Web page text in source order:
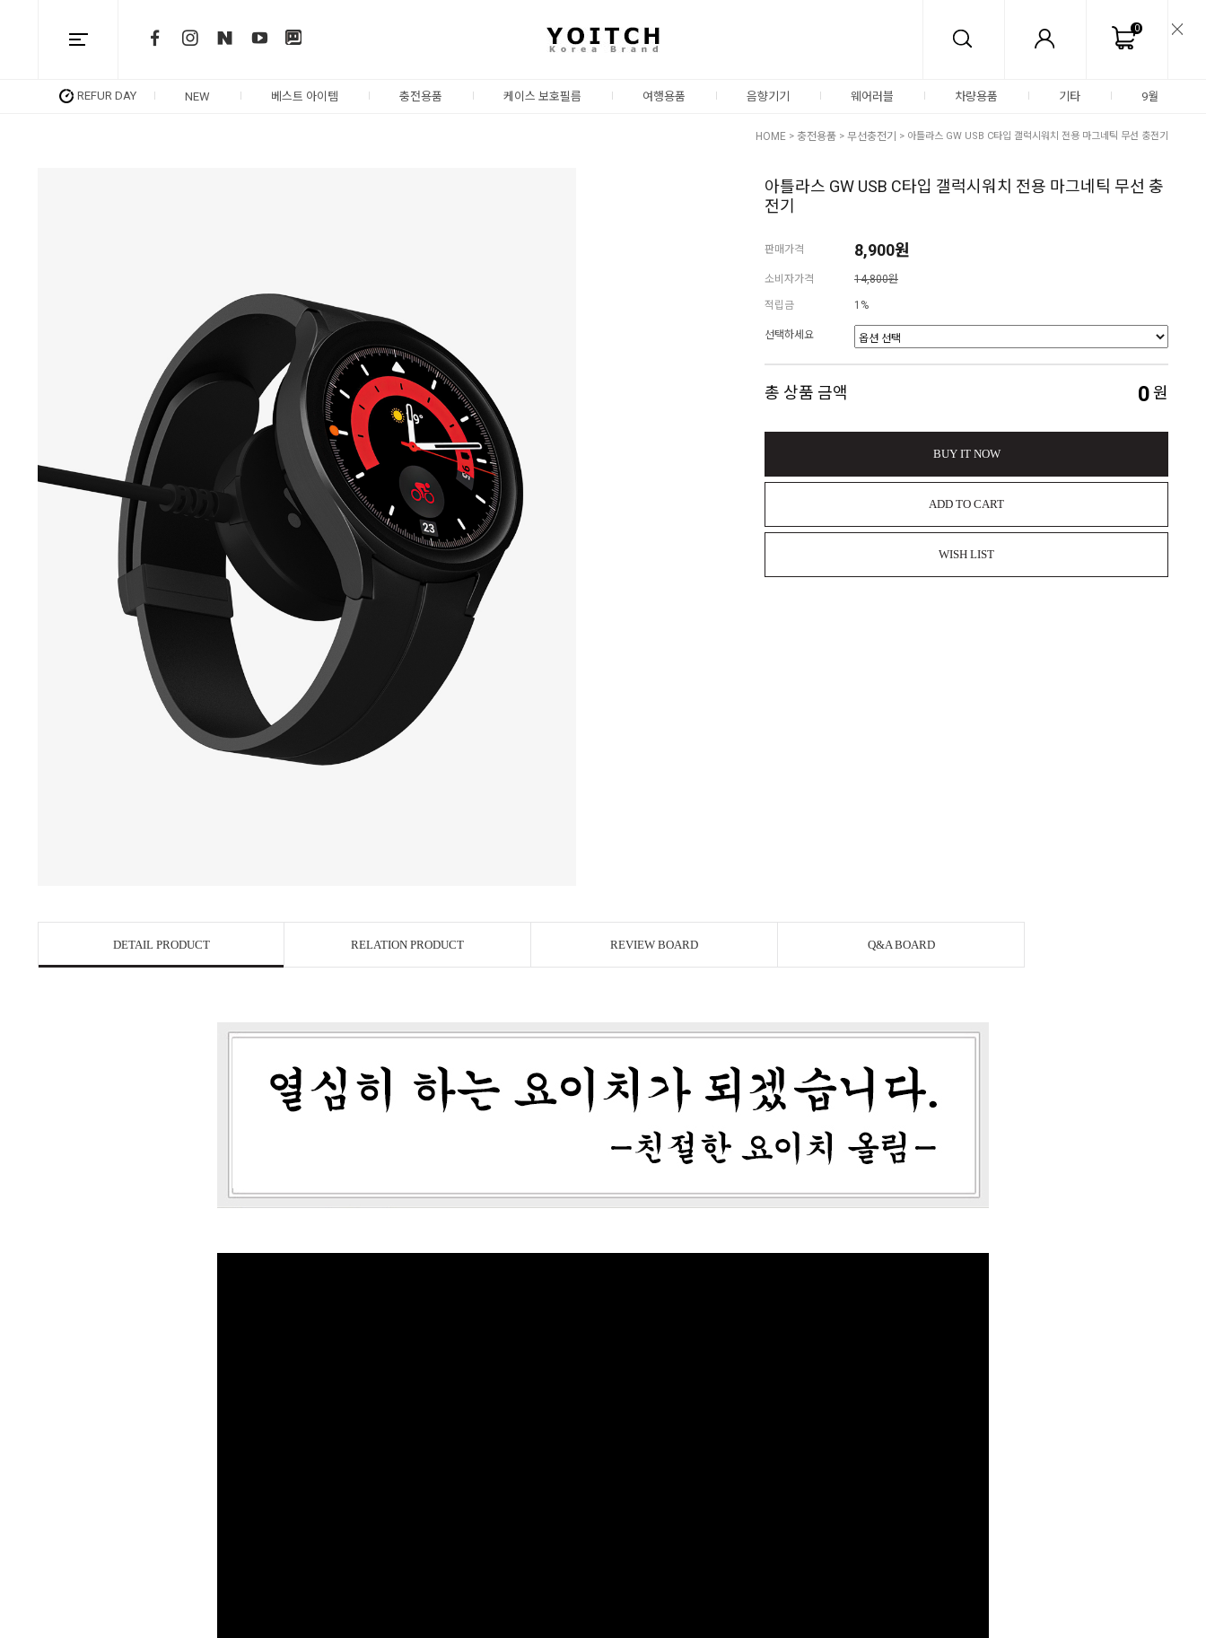
0
REFUR DAY NEW 베스트 아이템 충전용품 케이스 보호필름 여행용품 음향기기 웨어러블 차량용품 기타 9월
HOME > 충전용품 > 무선충전기 > 아틀라스 GW USB C타입 갤럭시워치 전용 마그네틱 무선 충전기
아틀라스 GW USB C타입 갤럭시워치 전용 마그네틱 무선 충
전기
판매가격 8,900원
소비자가격 14,800원
적립금 1%
선택하세요
총 상품 금액 0원
BUY IT NOW
ADD TO CART
WISH LIST
DETAIL PRODUCT RELATION PRODUCT REVIEW BOARD Q&A BOARD